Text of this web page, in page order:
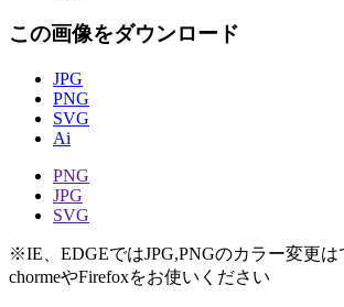
この画像をダウンロード
JPG
PNG
SVG
Ai
PNG
JPG
SVG
※IE、EDGEではJPG,PNGのカラー変更は
chormeやFirefoxをお使いください